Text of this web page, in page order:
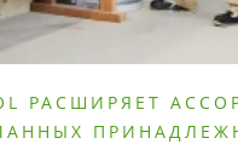
РАСШИРЯЕТ